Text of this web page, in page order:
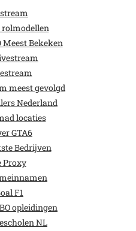
Meest Bekeken
meest gevolgd
Nederland
locaties
GTA6
Bedrijven
Proxy
F1
opleidingen
NL